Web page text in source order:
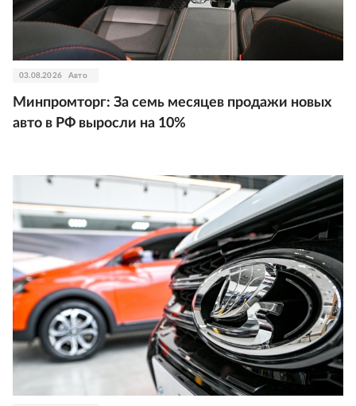
03.08.2026 Авто
Минпромторг: За семь месяцев продажи новых
авто в РФ выросли на 10%